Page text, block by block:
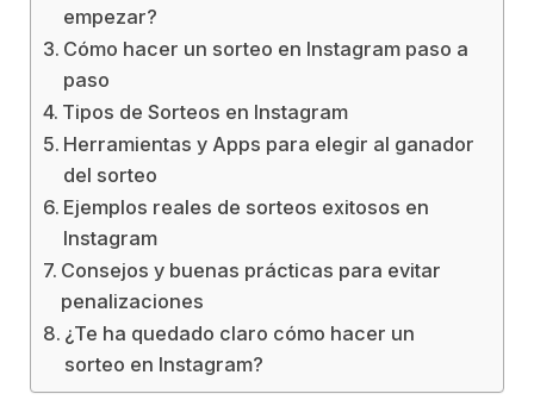
empezar?
Cómo hacer un sorteo en Instagram paso a
paso
Tipos de Sorteos en Instagram
Herramientas y Apps para elegir al ganador
del sorteo
Ejemplos reales de sorteos exitosos en
Instagram
Consejos y buenas prácticas para evitar
penalizaciones
¿Te ha quedado claro cómo hacer un
sorteo en Instagram?